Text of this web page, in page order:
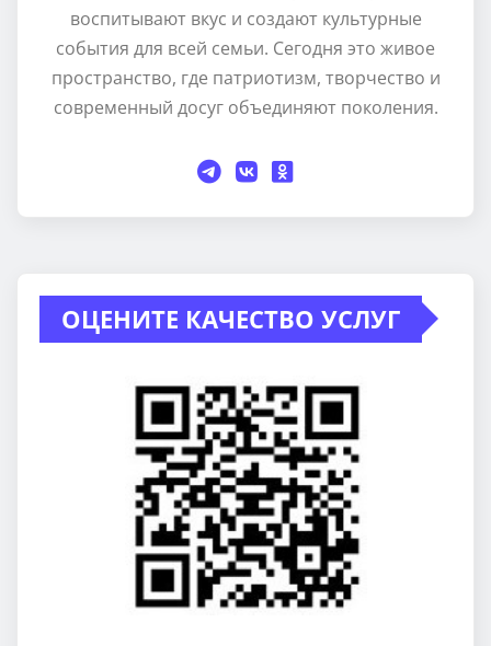
воспитывают вкус и создают культурные
события для всей семьи. Сегодня это живое
пространство, где патриотизм, творчество и
современный досуг объединяют поколения.
ОЦЕНИТЕ КАЧЕСТВО УСЛУГ